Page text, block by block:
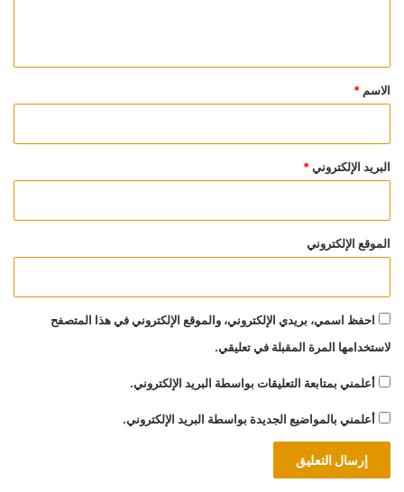
*
الاسم *
البريد الإلكتروني*
الموقع الإلكتروني
احفظ اسمي، بريدي الإلكتروني، والموقع الإلكتروني في هذا المتصفح
لاستخدامها المرة المقبلة في تعليقي.
أعلمني بمتابعة التعليقات بواسطة البريد الإلكتروني.
أعلمني بالمواضيع الجديدة بواسطة البريد الإلكتروني.